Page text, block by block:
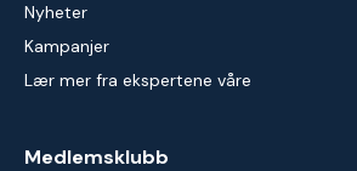
Nyheter
Kampanjer
Lær mer fra ekspertene våre
Medlemsklubb